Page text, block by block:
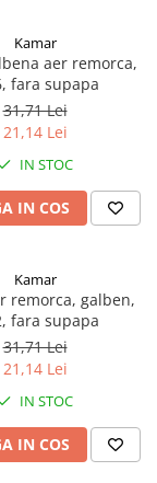
Kamar
aer remorca,
fara supapa
31,71 Lei
21,14 Lei
IN STOC
IN COS
Kamar
remorca, galben,
fara supapa
31,71 Lei
21,14 Lei
IN STOC
IN COS